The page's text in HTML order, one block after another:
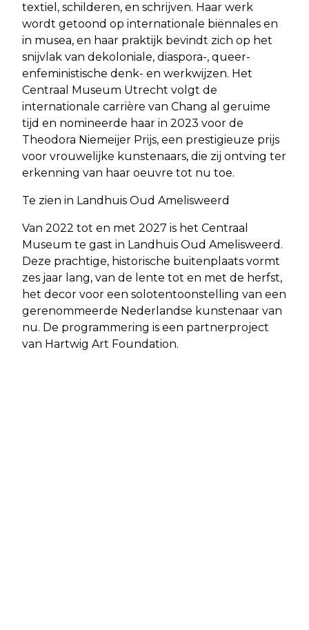
textiel, schilderen, en schrijven. Haar werk
wordt getoond op internationale biënnales en
in musea, en haar praktijk bevindt zich op het
snijvlak van dekoloniale, diaspora-, queer-
enfeministische denk- en werkwijzen. Het
Centraal Museum Utrecht volgt de
internationale carrière van Chang al geruime
tijd en nomineerde haar in 2023 voor de
Theodora Niemeijer Prijs, een prestigieuze prijs
voor vrouwelijke kunstenaars, die zij ontving ter
erkenning van haar oeuvre tot nu toe.
Te zien in Landhuis Oud Amelisweerd
Van 2022 tot en met 2027 is het Centraal
Museum te gast in Landhuis Oud Amelisweerd.
Deze prachtige, historische buitenplaats vormt
zes jaar lang, van de lente tot en met de herfst,
het decor voor een solotentoonstelling van een
gerenommeerde Nederlandse kunstenaar van
nu. De programmering is een partnerproject
van Hartwig Art Foundation.